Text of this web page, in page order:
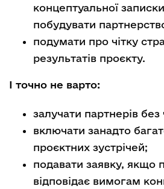
концептуальної
побудувати
подумати про чітку
результатів проєкту.
І точно не варто:
залучати партнерів без
включати занадто
проєктних зустрічей;
подавати заявку, якщо
відповідає вимогам